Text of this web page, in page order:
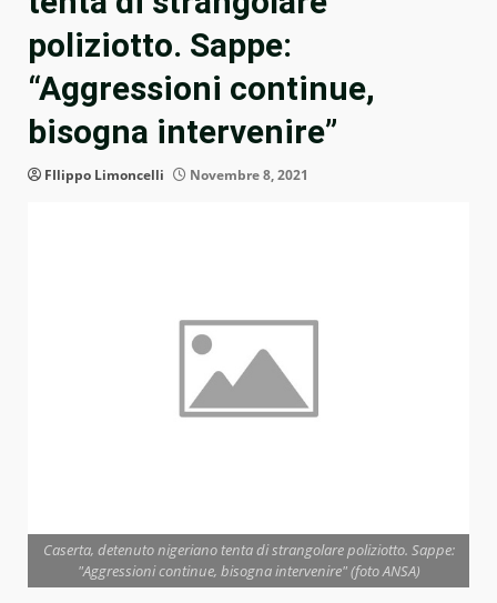
poliziotto. Sappe:
“Aggressioni continue,
bisogna intervenire”
FIlippo Limoncelli Novembre 8, 2021
Caserta, detenuto nigeriano tenta di strangolare poliziotto. Sappe:
"Aggressioni continue, bisogna intervenire" (foto ANSA)